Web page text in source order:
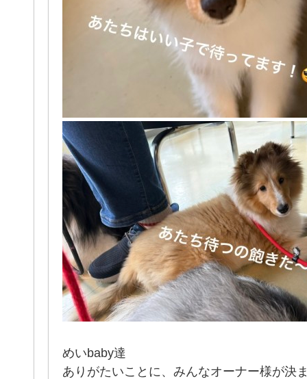
めいbaby達
ありがたいことに、みんなオーナー様が決